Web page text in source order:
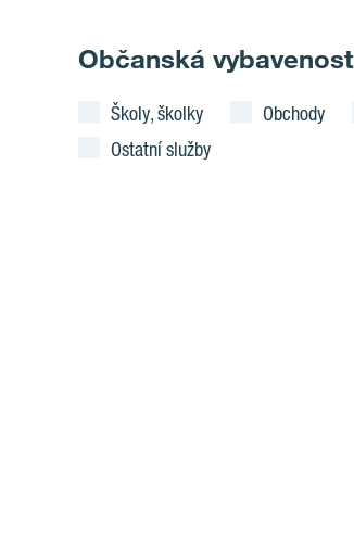
Občanská vybavenost
Školy, školky Obchody
Ostatní služby